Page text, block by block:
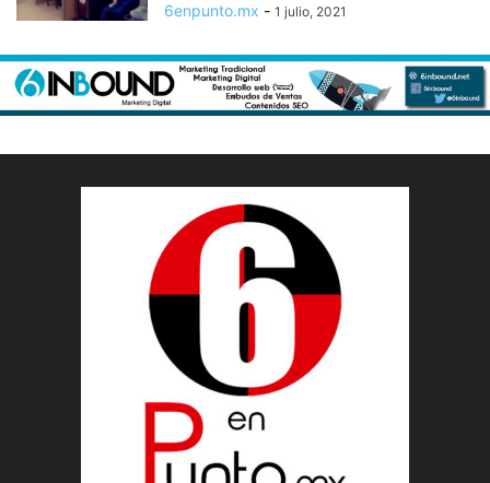
6enpunto.mx - 1 julio, 2021